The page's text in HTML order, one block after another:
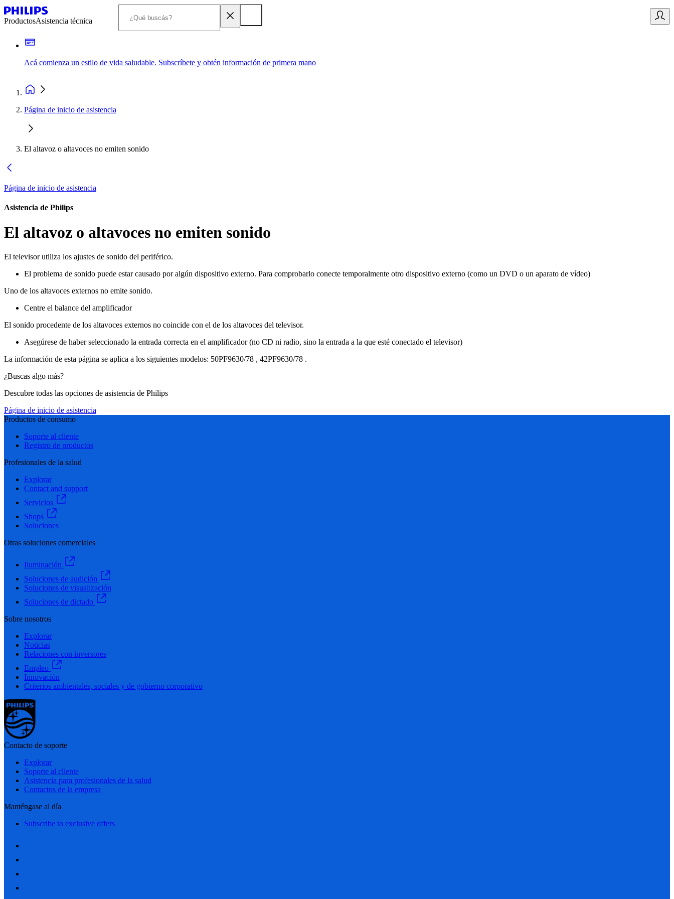
ProductosAsistencia técnica
Acá comienza un estilo de vida saludable. Subscríbete y obtén información de primera mano
Página de inicio de asistencia
El altavoz o altavoces no emiten sonido
Página de inicio de asistencia
Asistencia de Philips
El altavoz o altavoces no emiten sonido
El televisor utiliza los ajustes de sonido del periférico.
El problema de sonido puede estar causado por algún dispositivo externo. Para comprobarlo conecte temporalmente otro dispositivo externo (como un DVD o un aparato de vídeo)
Uno de los altavoces externos no emite sonido.
Centre el balance del amplificador
El sonido procedente de los altavoces externos no coincide con el de los altavoces del televisor.
Asegúrese de haber seleccionado la entrada correcta en el amplificador (no CD ni radio, sino la entrada a la que esté conectado el televisor)
La información de esta página se aplica a los siguientes modelos: 50PF9630/78 , 42PF9630/78 .
¿Buscas algo más?
Descubre todas las opciones de asistencia de Philips
Página de inicio de asistencia
Productos de consumo
Soporte al cliente
Registro de productos
Profesionales de la salud
Explorar
Contact and support
Servicios
Shops
Soluciones
Otras soluciones comerciales
Iluminación
Soluciones de audición
Soluciones de visualización
Soluciones de dictado
Sobre nosotros
Explorar
Noticias
Relaciones con inversores
Empleo
Innovación
Criterios ambientales, sociales y de gobierno corporativo
Contacto de soporte
Explorar
Soporte al cliente
Asistencia para profesionales de la salud
Contactos de la empresa
Manténgase al día
Subscribe to exclusive offers